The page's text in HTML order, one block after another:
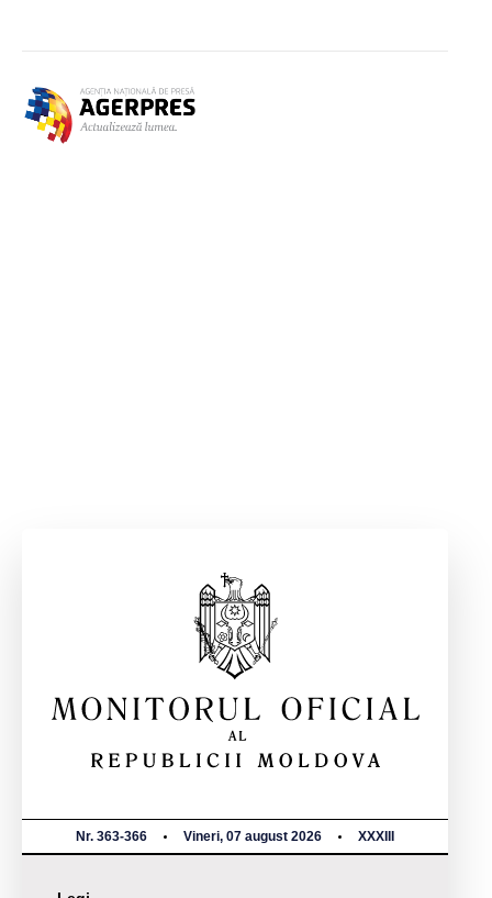
Nr. 363-366 Vineri, 07 august 2026 XXXIII